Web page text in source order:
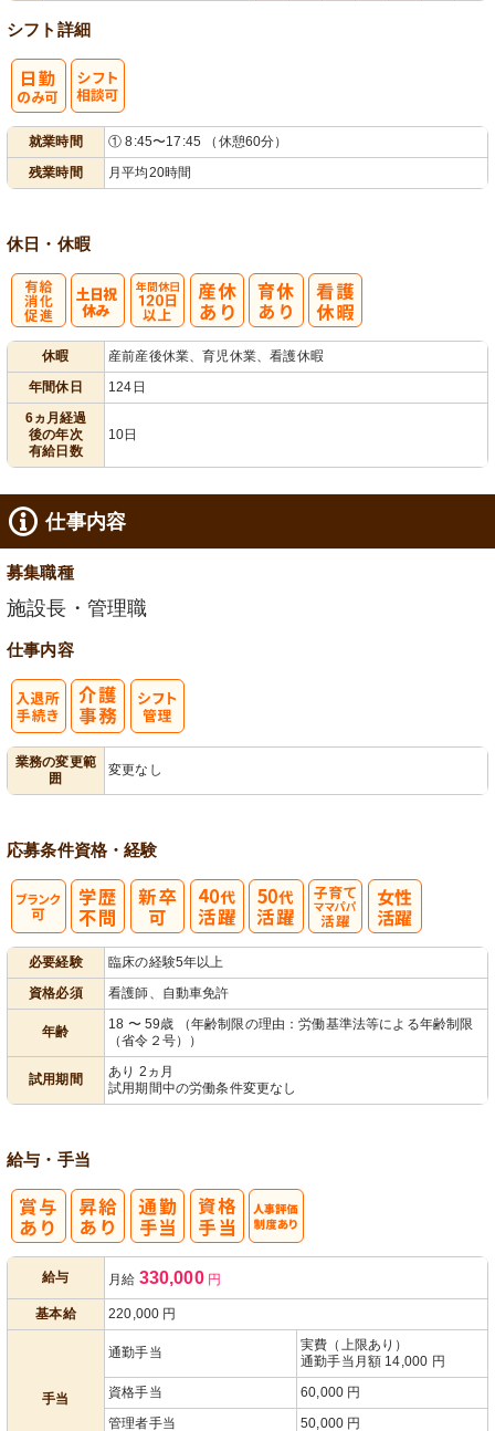
シフト詳細
就業時間
① 8:45〜17:45 （休憩60分）
残業時間
月平均20時間
休日・休暇
休暇
産前産後休業、育児休業、看護休暇
年間休日
124日
6ヵ月経過
後の年次
有給日数
10日
仕事内容
募集職種
施設長・管理職
仕事内容
業務の変更範
囲
変更なし
応募条件資格・経験
必要経験
臨床の経験5年以上
資格必須
看護師、自動車免許
年齢
18 〜 59歳 （年齢制限の理由：労働基準法等による年齢制限
（省令２号））
試用期間
あり 2ヵ月
試用期間中の労働条件変更なし
給与・手当
給与 月給 330,000円
基本給 220,000 円
手当
通勤手当
実費（上限あり）
通勤手当月額 14,000 円
資格手当
60,000 円
管理者手当
50,000 円